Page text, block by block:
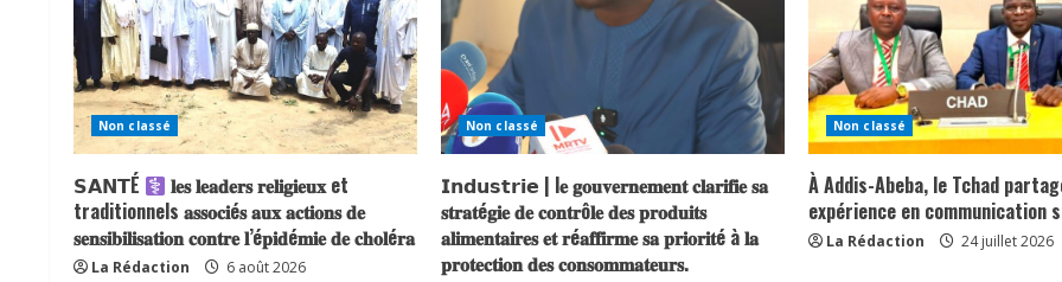
Non classé
𝗦𝗔𝗡𝗧É
𝐥𝐞𝐬 𝐥𝐞𝐚𝐝𝐞𝐫𝐬 𝐫𝐞𝐥𝐢𝐠𝐢𝐞𝐮𝐱 et
traditionnels 𝐚𝐬𝐬𝐨𝐜𝐢é𝐬 𝐚𝐮𝐱 𝐚𝐜𝐭𝐢𝐨𝐧𝐬 𝐝𝐞
𝐬𝐞𝐧𝐬𝐢𝐛𝐢𝐥𝐢𝐬𝐚𝐭𝐢𝐨𝐧 𝐜𝐨𝐧𝐭𝐫𝐞 𝐥’é𝐩𝐢𝐝é𝐦𝐢𝐞 𝐝𝐞 𝐜𝐡𝐨𝐥é𝐫𝐚
La Rédaction 6 août 2026
Non classé
𝗜𝗻𝗱𝘂𝘀𝘁𝗿𝗶𝗲 | l𝐞 𝐠𝐨𝐮𝐯𝐞𝐫𝐧𝐞𝐦𝐞𝐧𝐭 𝐜𝐥𝐚𝐫𝐢𝐟𝐢𝐞 𝐬𝐚
𝐬𝐭𝐫𝐚𝐭é𝐠𝐢𝐞 𝐝𝐞 𝐜𝐨𝐧𝐭𝐫ô𝐥𝐞 𝐝𝐞𝐬 𝐩𝐫𝐨𝐝𝐮𝐢𝐭𝐬
𝐚𝐥𝐢𝐦𝐞𝐧𝐭𝐚𝐢𝐫𝐞𝐬 𝐞𝐭 𝐫é𝐚𝐟𝐟𝐢𝐫𝐦𝐞 𝐬𝐚 𝐩𝐫𝐢𝐨𝐫𝐢𝐭é à 𝐥𝐚
𝐩𝐫𝐨𝐭𝐞𝐜𝐭𝐢𝐨𝐧 𝐝𝐞𝐬 𝐜𝐨𝐧𝐬𝐨𝐦𝐦𝐚𝐭𝐞𝐮𝐫𝐬.
Non classé
À Addis-Abeba, le Tchad
expérience en communication
La Rédaction 24 juillet 2026